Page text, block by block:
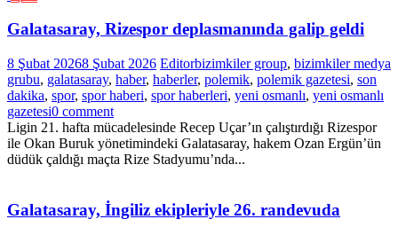
Galatasaray, Rizespor deplasmanında galip geldi
8 Şubat 20268 Şubat 2026 Editorbizimkiler group, bizimkiler medya
grubu, galatasaray, haber, haberler, polemik, polemik gazetesi, son
dakika, spor, spor haberi, spor haberleri, yeni osmanlı, yeni osmanlı
gazetesi0 comment
Ligin 21. hafta mücadelesinde Recep Uçar’ın çalıştırdığı Rizespor
ile Okan Buruk yönetimindeki Galatasaray, hakem Ozan Ergün’ün
düdük çaldığı maçta Rize Stadyumu’nda...
Galatasaray, İngiliz ekipleriyle 26. randevuda